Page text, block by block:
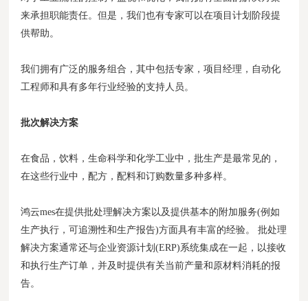
来承担职能责任。但是，我们也有专家可以在项目计划阶段提
供帮助。
我们拥有广泛的服务组合，其中包括专家，项目经理，自动化
工程师和具有多年行业经验的支持人员。
批次解决方案
在食品，饮料，生命科学和化学工业中，批生产是最常见的，
在这些行业中，配方，配料和订购数量多种多样。
鸿云mes在提供批处理解决方案以及提供基本的附加服务(例如
生产执行，可追溯性和生产报告)方面具有丰富的经验。 批处理
解决方案通常还与企业资源计划(ERP)系统集成在一起，以接收
和执行生产订单，并及时提供有关当前产量和原材料消耗的报
告。